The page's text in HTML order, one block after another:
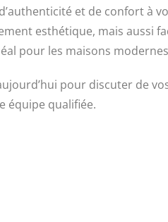
et de confort à
esthétique, mais aussi
pour les maisons
pour discuter de
équipe qualifiée.